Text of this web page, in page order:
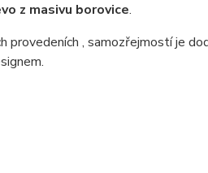
z masivu borovice.
provedeních , samozřejmostí je